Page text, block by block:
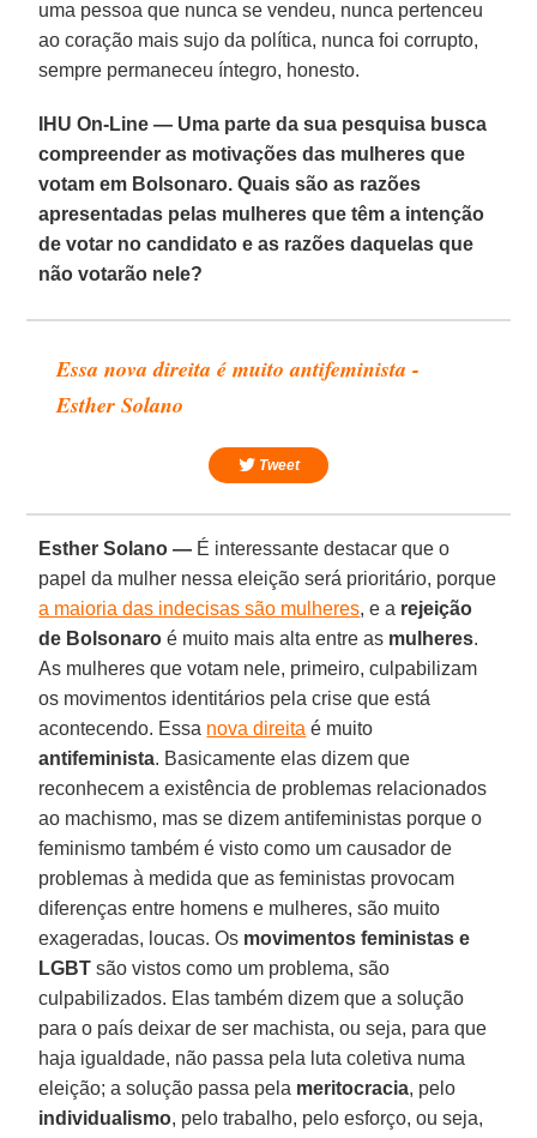
uma pessoa que nunca se vendeu, nunca pertenceu
ao coração mais sujo da política, nunca foi corrupto,
sempre permaneceu íntegro, honesto.
IHU On-Line — Uma parte da sua pesquisa busca
compreender as motivações das mulheres que
votam em Bolsonaro. Quais são as razões
apresentadas pelas mulheres que têm a intenção
de votar no candidato e as razões daquelas que
não votarão nele?
Essa nova direita é muito antifeminista -
Esther Solano
Tweet
Esther Solano — É interessante destacar que o
papel da mulher nessa eleição será prioritário, porque
a maioria das indecisas são mulheres, e a rejeição
de Bolsonaro é muito mais alta entre as mulheres.
As mulheres que votam nele, primeiro, culpabilizam
os movimentos identitários pela crise que está
acontecendo. Essa nova direita é muito
antifeminista. Basicamente elas dizem que
reconhecem a existência de problemas relacionados
ao machismo, mas se dizem antifeministas porque o
feminismo também é visto como um causador de
problemas à medida que as feministas provocam
diferenças entre homens e mulheres, são muito
exageradas, loucas. Os movimentos feministas e
LGBT são vistos como um problema, são
culpabilizados. Elas também dizem que a solução
para o país deixar de ser machista, ou seja, para que
haja igualdade, não passa pela luta coletiva numa
eleição; a solução passa pela meritocracia, pelo
individualismo, pelo trabalho, pelo esforço, ou seja,